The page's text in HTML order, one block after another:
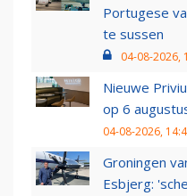
Portugese
te sussen
04-08-2026,
Nieuwe
op 6
04-08-2026,
Groningen
Esbjerg: